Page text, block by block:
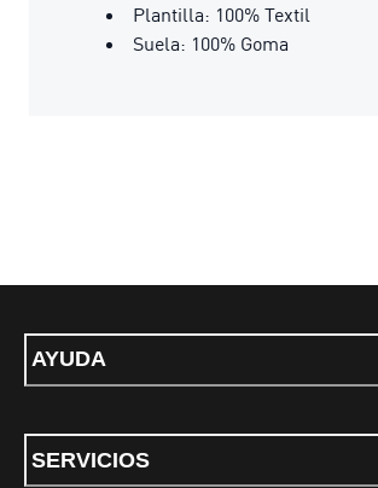
Plantilla: 100% Textil
Suela: 100% Goma
AYUDA
SERVICIOS